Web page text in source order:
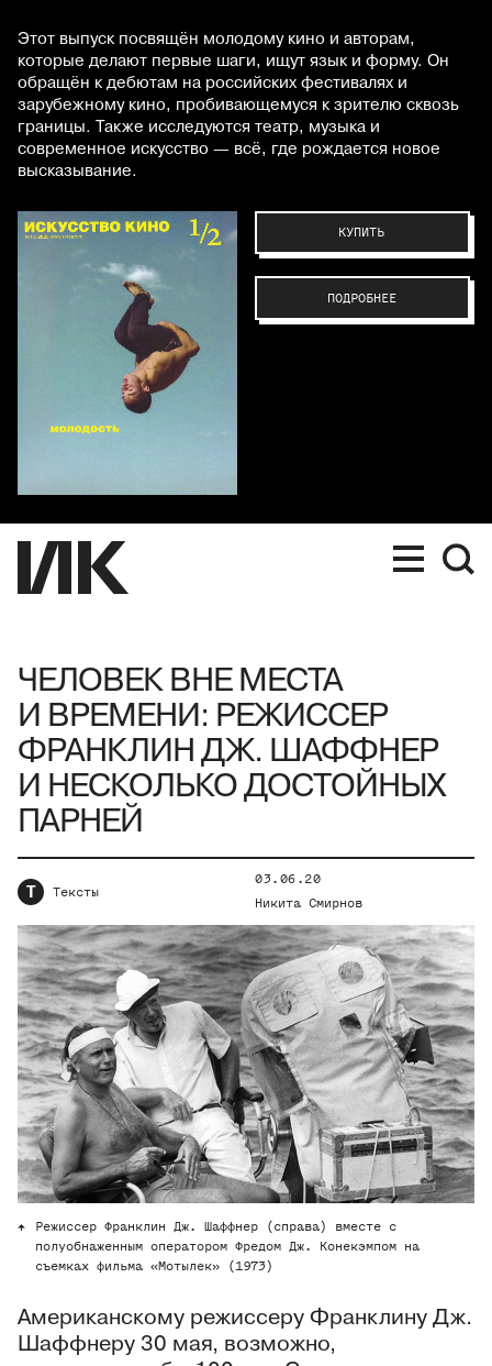
Этот выпуск посвящён молодому кино и авторам,
которые делают первые шаги, ищут язык и форму. Он
обращён к дебютам на российских фестивалях и
зарубежному кино, пробивающемуся к зрителю сквозь
границы. Также исследуются театр, музыка и
современное искусство — всё, где рождается новое
высказывание.
КУПИТЬ
ПОДРОБНЕЕ
ЧЕЛОВЕК ВНЕ МЕСТА
И ВРЕМЕНИ: РЕЖИССЕР
ФРАНКЛИН ДЖ. ШАФФНЕР
И НЕСКОЛЬКО ДОСТОЙНЫХ
ПАРНЕЙ
Т Тексты
03.06.20
Никита Смирнов
Режиссер Франклин Дж. Шаффнер (справа) вместе с
полуобнаженным оператором Фредом Дж. Конекэмпом на
съемках фильма «Мотылек» (1973)
Американскому режиссеру Франклину Дж.
Шаффнеру 30 мая, возможно,